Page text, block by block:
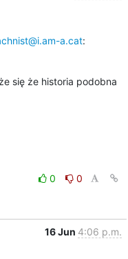
a.cat:
się że historia podobna
0
0
16 Jun 4:06 p.m.